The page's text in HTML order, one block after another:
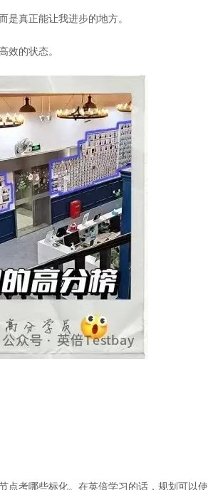
真正能让我进步的地方。
效的状态。
点考哪些标化。在英倍学习的话，规划可以使